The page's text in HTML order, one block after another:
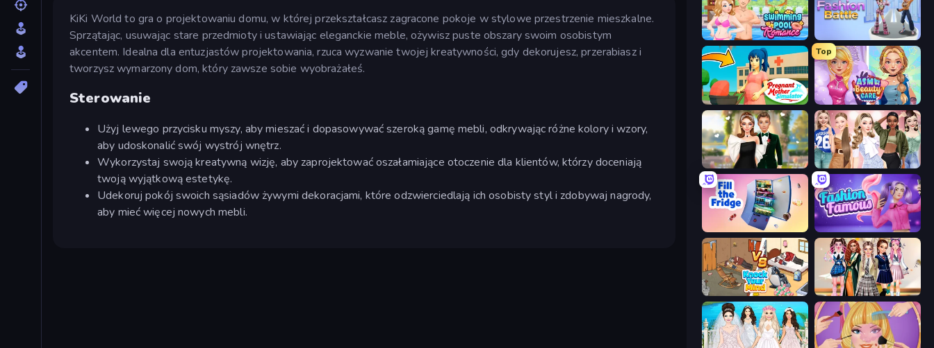
KiKi World to gra o projektowaniu domu, w której przekształcasz zagracone pokoje w stylowe przestrzenie mieszkalne.
Sprzątając, usuwając stare przedmioty i ustawiając eleganckie meble, ożywisz puste obszary swoim osobistym
akcentem. Idealna dla entuzjastów projektowania, rzuca wyzwanie twojej kreatywności, gdy dekorujesz, przerabiasz i
tworzysz wymarzony dom, który zawsze sobie wyobrażałeś.
Sterowanie
Użyj lewego przycisku myszy, aby mieszać i dopasowywać szeroką gamę mebli, odkrywając różne kolory i wzory,
aby udoskonalić swój wystrój wnętrz.
Wykorzystaj swoją kreatywną wizję, aby zaprojektować oszałamiające otoczenie dla klientów, którzy doceniają
twoją wyjątkową estetykę.
Udekoruj pokój swoich sąsiadów żywymi dekoracjami, które odzwierciedlają ich osobisty styl i zdobywaj nagrody,
aby mieć więcej nowych mebli.
Swimming Pool Romance Fashion Battle
Pregnant Mother Simulator
Top
ASMR Beauty Care
Valentine's Day Proposal Fashion Week 2025
Fill The Fridge Fashion Famous
Knock Your Mind Back To School: Uniforms Edition